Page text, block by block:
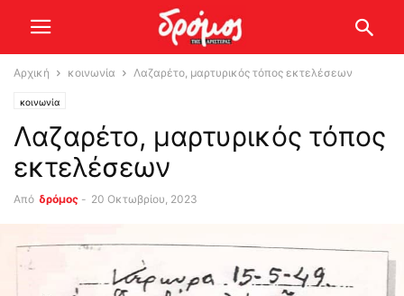
Αρχική κοινωνία Λαζαρέτο, μαρτυρικός τόπος εκτελέσεων
κοινωνία
Λαζαρέτο, μαρτυρικός τόπος
εκτελέσεων
Από δρόμος - 20 Οκτωβρίου, 2023